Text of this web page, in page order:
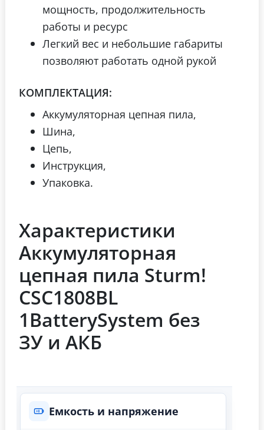
мощность, продолжительность
работы и ресурс
Легкий вес и небольшие габариты
позволяют работать одной рукой
КОМПЛЕКТАЦИЯ:
Аккумуляторная цепная пила,
Шина,
Цепь,
Инструкция,
Упаковка.
Характеристики
Аккумуляторная
цепная пила Sturm!
CSC1808BL
1BatterySystem без
ЗУ и АКБ
Емкость и напряжение